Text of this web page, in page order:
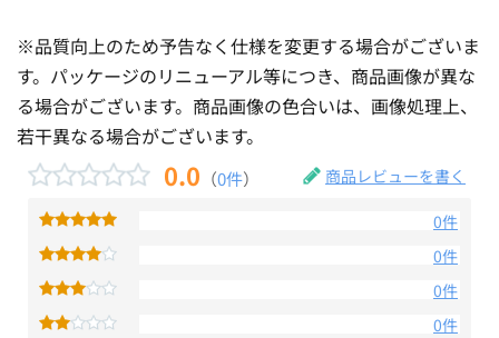
※品質向上のため予告なく仕様を変更する場合がございま
す。パッケージのリニューアル等につき、商品画像が異な
る場合がございます。商品画像の色合いは、画像処理上、
若干異なる場合がございます。
0.0 （0件） 商品レビューを書く
0件
0件
0件
0件